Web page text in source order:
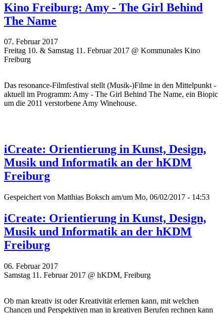
Kino Freiburg: Amy - The Girl Behind
The Name
07. Februar 2017
Freitag 10. & Samstag 11. Februar 2017 @ Kommunales Kino
Freiburg
Das resonance-Filmfestival stellt (Musik-)Filme in den Mittelpunkt -
aktuell im Programm: Amy - The Girl Behind The Name, ein Biopic
um die 2011 verstorbene Amy Winehouse.
iCreate: Orientierung in Kunst, Design,
Musik und Informatik an der hKDM
Freiburg
Gespeichert von Matthias Boksch am/um Mo, 06/02/2017 - 14:53
iCreate: Orientierung in Kunst, Design,
Musik und Informatik an der hKDM
Freiburg
06. Februar 2017
Samstag 11. Februar 2017 @ hKDM, Freiburg
Ob man kreativ ist oder Kreativität erlernen kann, mit welchen
Chancen und Perspektiven man in kreativen Berufen rechnen kann